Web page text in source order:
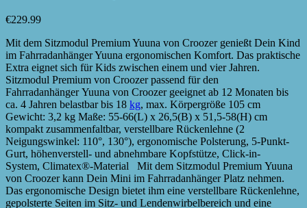
€229.99
Mit dem Sitzmodul Premium Yuuna von Croozer genießt Dein Kind
im Fahrradanhänger Yuuna ergonomischen Komfort. Das praktische
Extra eignet sich für Kids zwischen einem und vier Jahren.
Sitzmodul Premium von Croozer passend für den
Fahrradanhänger Yuuna von Croozer geeignet ab 12 Monaten bis
ca. 4 Jahren belastbar bis 18 kg, max. Körpergröße 105 cm
Gewicht: 3,2 kg Maße: 55-66(L) x 26,5(B) x 51,5-58(H) cm
kompakt zusammenfaltbar, verstellbare Rückenlehne (2
Neigungswinkel: 110°, 130°), ergonomische Polsterung, 5-Punkt-
Gurt, höhenverstell- und abnehmbare Kopfstütze, Click-in-
System, Climatex®-Material Mit dem Sitzmodul Premium Yuuna
von Croozer kann Dein Mini im Fahrradanhänger Platz nehmen.
Das ergonomische Design bietet ihm eine verstellbare Rückenlehne,
gepolsterte Seiten im Sitz- und Lendenwirbelbereich und eine